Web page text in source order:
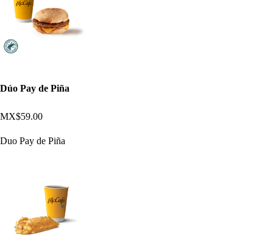
Dúo Pay de Piña
MX$59.00
Duo Pay de Piña